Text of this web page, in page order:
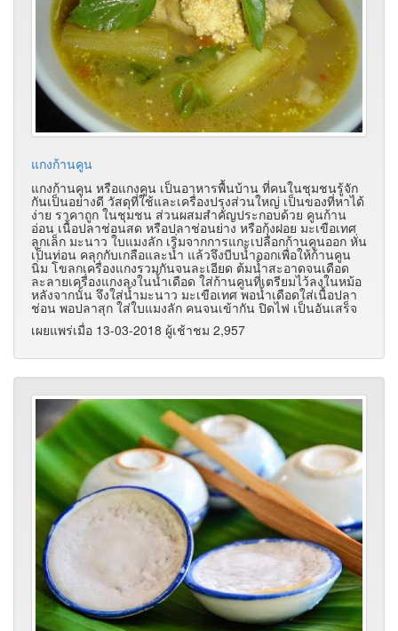
แกงก้านคูน
แกงก้านคูน หรือแกงคูน เป็นอาหารพื้นบ้าน ที่คนในชุมชนรู้จัก
กันเป็นอย่างดี วัสดุที่ใช้และเครื่องปรุงส่วนใหญ่ เป็นของที่หาได้
ง่าย ราคาถูก ในชุมชน ส่วนผสมสำคัญประกอบด้วย คูนก้าน
อ่อน เนื้อปลาช่อนสด หรือปลาช่อนย่าง หรือกุ้งฝอย มะเขือเทศ
ลูกเล็ก มะนาว ใบแมงลัก เริ่มจากการแกะเปลือกก้านคูนออก หั่น
เป็นท่อน คลุกกับเกลือและน้ำ แล้วจึงบีบน้ำออกเพื่อให้ก้านคูน
นิ่ม โขลกเครื่องแกงรวมกันจนละเอียด ต้มน้ำสะอาดจนเดือด
ละลายเครื่องแกงลงในน้ำเดือด ใส่ก้านคูนที่เตรียมไว้ลงในหม้อ
หลังจากนั้น จึงใส่น้ำมะนาว มะเขือเทศ พอน้ำเดือดใส่เนื้อปลา
ช่อน พอปลาสุก ใส่ใบแมงลัก คนจนเข้ากัน ปิดไฟ เป็นอันเสร็จ
เผยแพร่เมื่อ 13-03-2018 ผู้เช้าชม 2,957